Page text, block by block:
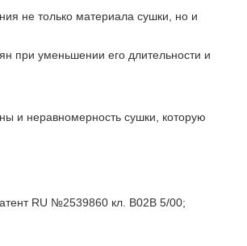
не только материала сушки, но и
при уменьшении его длительности и
и неравномерность сушки, которую
RU №2539860 кл. В02В 5/00;